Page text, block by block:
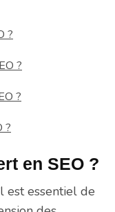
?
?
?
?
en SEO ?
est essentiel de